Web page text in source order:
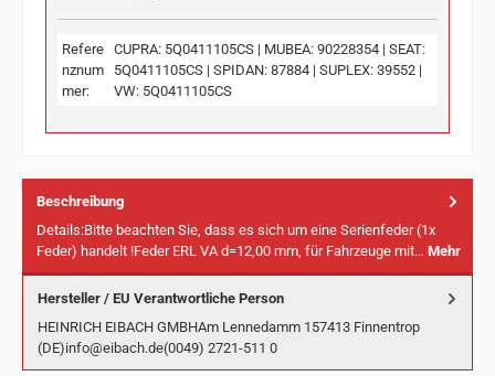
Refere
nznum
mer:
CUPRA: 5Q0411105CS | MUBEA: 90228354 | SEAT:
5Q0411105CS | SPIDAN: 87884 | SUPLEX: 39552 |
VW: 5Q0411105CS
Beschreibung
Details:Bitte beachten Sie, dass es sich um eine Serienfeder (1x
Feder) handelt !Feder ERL VA d=12,00 mm, für Fahrzeuge mit… Mehr
Hersteller / EU Verantwortliche Person
HEINRICH EIBACH GMBHAm Lennedamm 157413 Finnentrop
(DE)info@eibach.de(0049) 2721-511 0